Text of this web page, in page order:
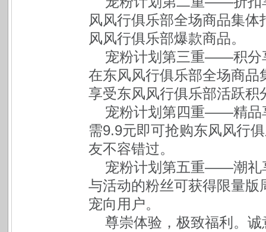
风风行俱乐部全场商品集体
风风行俱乐部爆款商品。
宠粉计划第三重——积分
在东风风行俱乐部全场商
享受东风风行俱乐部活跃积
宠粉计划第四重——精品
需9.9元即可抢购东风风行
友不容错过。
宠粉计划第五重——潮礼
与活动的粉丝可获得限量
宠向用户。
尊崇体验，极致福利。